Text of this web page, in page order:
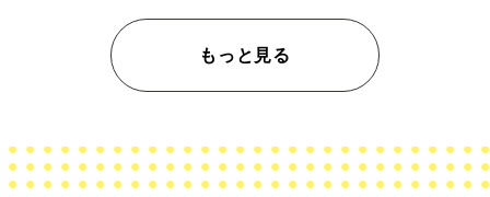
もっと見る